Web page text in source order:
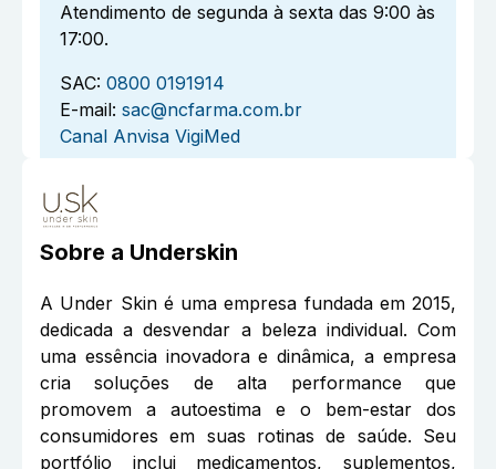
Atendimento de segunda à sexta das 9:00 às
17:00.
SAC: 0800 0191914
E-mail: sac@ncfarma.com.br
Canal Anvisa VigiMed
Sobre a Underskin
A Under Skin é uma empresa fundada em 2015,
dedicada a desvendar a beleza individual. Com
uma essência inovadora e dinâmica, a empresa
cria soluções de alta performance que
promovem a autoestima e o bem-estar dos
consumidores em suas rotinas de saúde. Seu
portfólio inclui medicamentos, suplementos,